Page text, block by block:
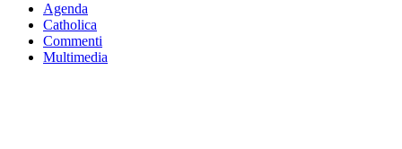
Agenda
Catholica
Commenti
Multimedia